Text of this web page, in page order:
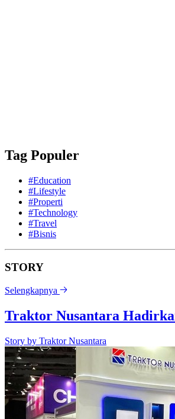
Tag Populer
#Education
#Lifestyle
#Properti
#Technology
#Travel
#Bisnis
STORY
Selengkapnya
Traktor Nusantara
Story by Traktor Nusantara